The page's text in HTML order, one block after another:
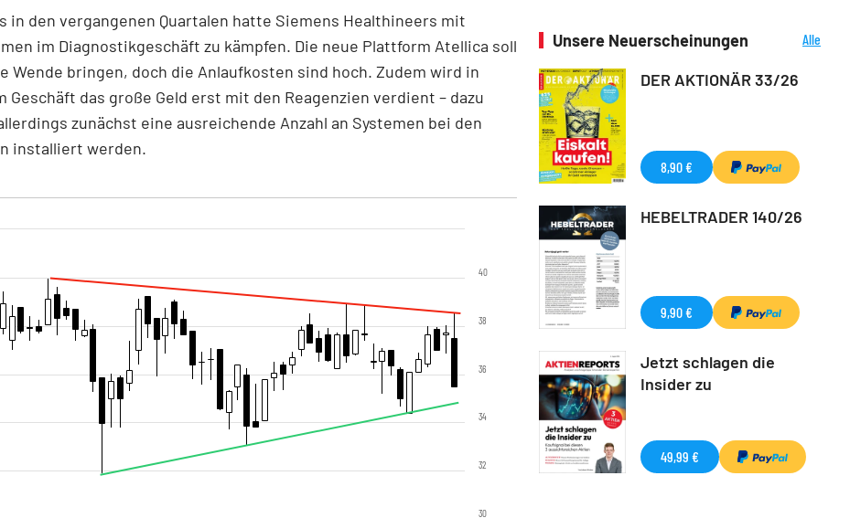
in den vergangenen Quartalen hatte Siemens Healthineers mit
im Diagnostikgeschäft zu kämpfen. Die neue Plattform Atellica soll
Wende bringen, doch die Anlaufkosten sind hoch. Zudem wird in
Geschäft das große Geld erst mit den Reagenzien verdient – dazu
zunächst eine ausreichende Anzahl an Systemen bei den
installiert werden.
30
32
34
36
38
40
Unsere Neuerscheinungen
Alle
DER AKTIONÄR 33/26
8,90 €
HEBELTRADER 140/26
9,90 €
Jetzt schlagen die
Insider zu
49,99 €